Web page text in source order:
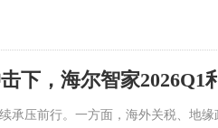
下，海尔智家2026Q1
承压前行。一方面，海外关税、地